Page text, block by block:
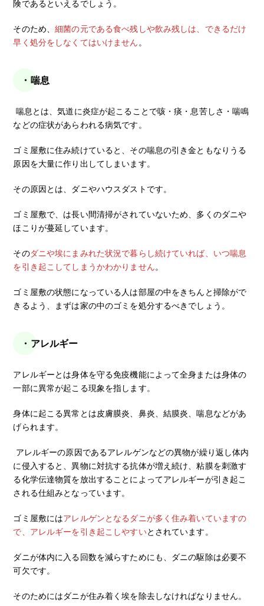
険であるといえるでしょう。
そのため、細菌の元である食べ残しや飲み残しは、できるだけ
早く処分をしなくてはいけません 。
・喘息
喘息とは、気道に炎症が起こることで咳・痰・息苦しさ・喘鳴
などの症状があらわれる病気です。
ゴミ屋敷に住み続けていると、その喘息の引き金ともなりうる
原因を大量に作り出してしまいます。
その原因とは、ダニやハウスダストです。
ゴミ屋敷で、は長い間清掃がされていないため、多くのダニや
ほこりが蔓延しています。
そのダニや埃にまみれた状況で暮らし続けていれば、いつ喘息
を引き起こしてしまうかわかりません。
ゴミ屋敷の状態になっている人は部屋の中をきちんと掃除がで
きるよう、まずは家の中のゴミを処分するべきでしょう。
・アレルギー
アレルギーとは身体を守る免疫機能によって全身または身体の
一部に異常が起こる現象を指します。
身体に起こる異常とは皮膚膜炎、鼻炎、結膜炎、喘息などがあ
げられます。
アレルギーの原因であるアレルゲンなどの異物が繰り返し体内
に侵入すると、異物に対抗する抗体が増え続け、粘膜を刺激す
る化学伝達物質を放出することによってアレルギーが引き起こ
される仕組みとなっています。
ゴミ屋敷にはアレルゲンとなるダニが多く住み着いていますの
で、アレルギーを引き起こしやすいとされています。
ダニが体内に入る回数を減らすためにも、ダニの駆除は必要不
可欠です。
そのためにはダニが住み着く埃を除去しなければなりません。